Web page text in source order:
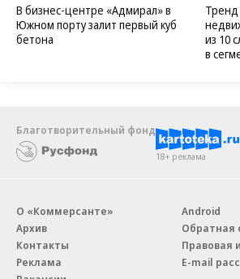
В бизнес-центре «Адмирал» в
Южном порту залит первый куб
бетона
Тренд
из 10
в
Благотворительный фонд
18+ реклама
О «Коммерсанте»
Архив
Контакты
Реклама
Android
Обратная
Правовая
E-mail